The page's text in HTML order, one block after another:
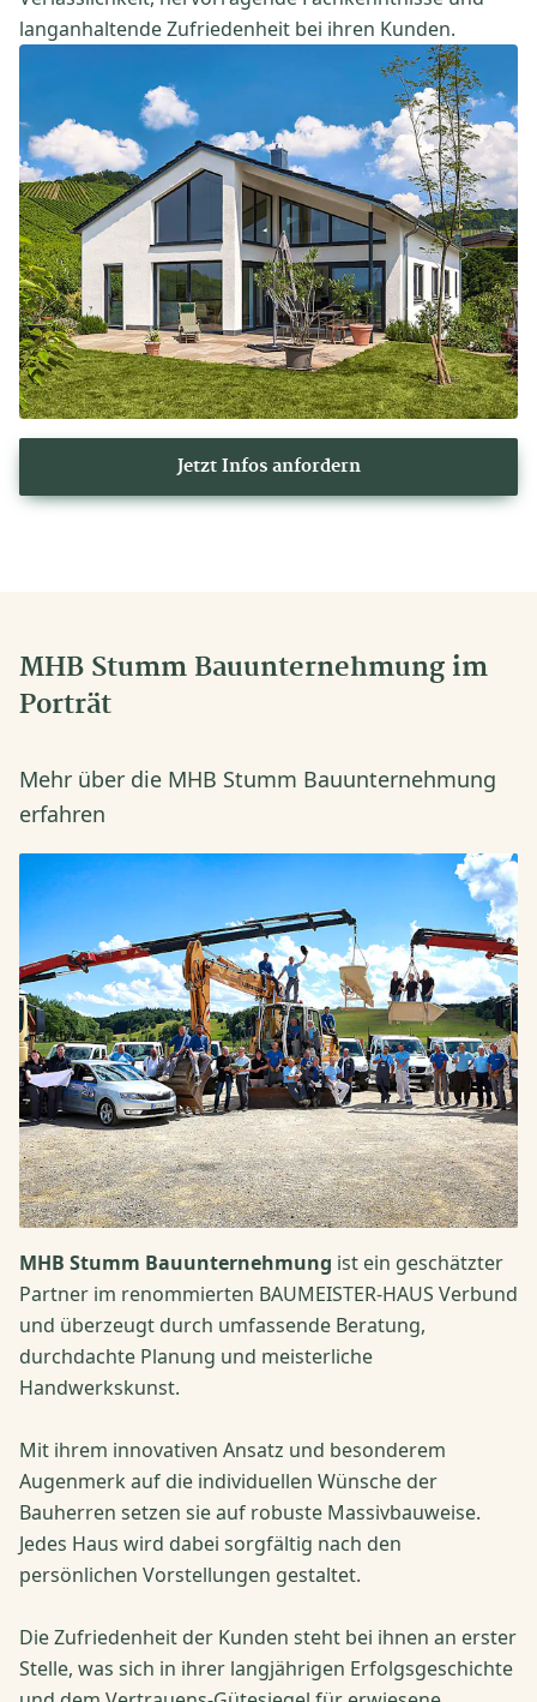
langanhaltende Zufriedenheit bei ihren Kunden.
Jetzt Infos anfordern
MHB Stumm Bauunternehmung im
Porträt
Mehr über die MHB Stumm Bauunternehmung
erfahren
MHB Stumm Bauunternehmung ist ein geschätzter
Partner im renommierten BAUMEISTER-HAUS Verbund
und überzeugt durch umfassende Beratung,
durchdachte Planung und meisterliche
Handwerkskunst.
Mit ihrem innovativen Ansatz und besonderem
Augenmerk auf die individuellen Wünsche der
Bauherren setzen sie auf robuste Massivbauweise.
Jedes Haus wird dabei sorgfältig nach den
persönlichen Vorstellungen gestaltet.
Die Zufriedenheit der Kunden steht bei ihnen an erster
Stelle, was sich in ihrer langjährigen Erfolgsgeschichte